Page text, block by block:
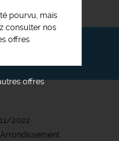
pourvu, mais
consulter nos
offres
offres
F/H
2022